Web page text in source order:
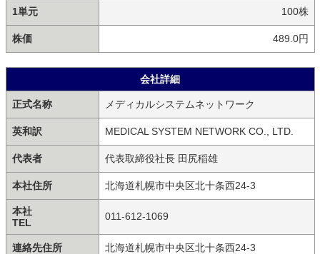
1単元 100株
株価 489.0円
会社詳細
正式名称 メディカルシステムネットワーク
英和訳 MEDICAL SYSTEM NETWORK CO., LTD.
代表者 代表取締役社長 田尻稲雄
本社住所 北海道札幌市中央区北十条西24-3
本社
TEL
011-612-1069
連絡先住所 北海道札幌市中央区北十条西24-3